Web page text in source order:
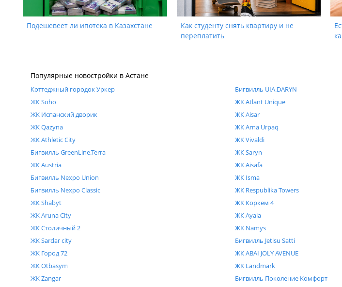
Астана, Нура р-н, ул. Шоссе Коргалжын, 24/2
1-комн. 28.85 м²
2-комн. 43.97 м²
3-комн. 69.06 м²
4-комн. 97.54 м²
+7 775 Показать телефон
Заказать обратный звонок
Подешевеет ли ипотека в Казахстане
Как студенту снять квартиру и не
переплатить
Популярные новостройки в Астане
Коттеджный городок Уркер
ЖК Soho
ЖК Испанский дворик
ЖК Qazyna
ЖК Athletic City
Бигвилль GreenLine.Terra
ЖК Austria
Бигвилль Nexpo Union
Бигвилль Nexpo Classic
ЖК Shabyt
ЖК Aruna City
ЖК Столичный 2
ЖК Sardar city
ЖК Город 72
ЖК Otbasym
ЖК Zangar
Бигвилль UIA.DARYN
ЖК Atlant Unique
ЖК Aisar
ЖК Arna Urpaq
ЖК Vivaldi
ЖК Saryn
ЖК Aisafa
ЖК Isma
ЖК Respublika Towers
ЖК Коркем 4
ЖК Ayala
ЖК Namys
Бигвилль Jetisu Satti
ЖК ABAI JOLY AVENUE
ЖК Landmark
Бигвилль Поколение Комфорт